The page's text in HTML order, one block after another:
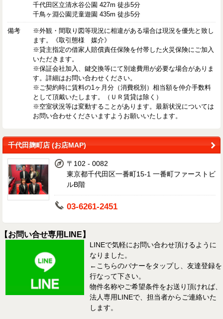
千代田区立清水谷公園 427m 徒歩5分
千鳥ヶ淵公園児童遊園 435m 徒歩5分
備考
※外観・間取り図等現況に相違がある場合は現況を優先と致し
ます。《取引態様 媒介》
※貸主指定の借家人賠償責任保険を付帯した火災保険にご加入
いただきます。
※保証会社加入、鍵交換等にて別途費用が必要な場合がありま
す。詳細はお問い合わせください。
※ご契約時に賃料の1ヶ月分（消費税別）相当額を仲介手数料
として頂戴いたします。（ＵＲ賃貸は除く）
※空室状況等は変動することがあります。最新状況については
お問い合わせくださいますようお願いいたします。
千代田麹町店 (お店MAP)
〒102 - 0082
東京都千代田区一番町15-1 一番町ファーストビ
ルB階
03-6261-2451
【お問い合せ専用LINE】
LINEで気軽にお問い合わせ頂けるように
なりました。
←こちらのバナーをタップし、友達登録を
行なって下さい。
物件名称やご希望条件をお送り頂ければ、
法人専用LINEで、担当者からご連絡いた
します。